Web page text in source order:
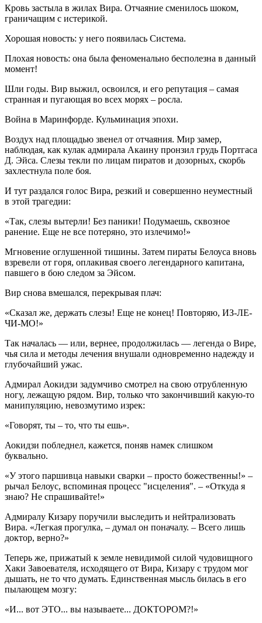
Кровь застыла в жилах Вира. Отчаяние сменилось шоком,
граничащим с истерикой.
Хорошая новость: у него появилась Система.
Плохая новость: она была феноменально бесполезна в данный
момент!
Шли годы. Вир выжил, освоился, и его репутация – самая
странная и пугающая во всех морях – росла.
Война в Маринфорде. Кульминация эпохи.
Воздух над площадью звенел от отчаяния. Мир замер,
наблюдая, как кулак адмирала Акаину пронзил грудь Портгаса
Д. Эйса. Слезы текли по лицам пиратов и дозорных, скорбь
захлестнула поле боя.
И тут раздался голос Вира, резкий и совершенно неуместный
в этой трагедии:
«Так, слезы вытерли! Без паники! Подумаешь, сквозное
ранение. Еще не все потеряно, это излечимо!»
Мгновение оглушенной тишины. Затем пираты Белоуса вновь
взревели от горя, оплакивая своего легендарного капитана,
павшего в бою следом за Эйсом.
Вир снова вмешался, перекрывая плач:
«Сказал же, держать слезы! Еще не конец! Повторяю, ИЗ-ЛЕ-
ЧИ-МО!»
Так началась — или, вернее, продолжилась — легенда о Вире,
чья сила и методы лечения внушали одновременно надежду и
глубочайший ужас.
Адмирал Аокидзи задумчиво смотрел на свою отрубленную
ногу, лежащую рядом. Вир, только что закончивший какую-то
манипуляцию, невозмутимо изрек:
«Говорят, ты – то, что ты ешь».
Аокидзи побледнел, кажется, поняв намек слишком
буквально.
«У этого паршивца навыки сварки – просто божественны!» –
рычал Белоус, вспоминая процесс "исцеления". – «Откуда я
знаю? Не спрашивайте!»
Адмиралу Кизару поручили выследить и нейтрализовать
Вира. «Легкая прогулка, – думал он поначалу. – Всего лишь
доктор, верно?»
Теперь же, прижатый к земле невидимой силой чудовищного
Хаки Завоевателя, исходящего от Вира, Кизару с трудом мог
дышать, не то что думать. Единственная мысль билась в его
пылающем мозгу:
«И... вот ЭТО... вы называете... ДОКТОРОМ?!»